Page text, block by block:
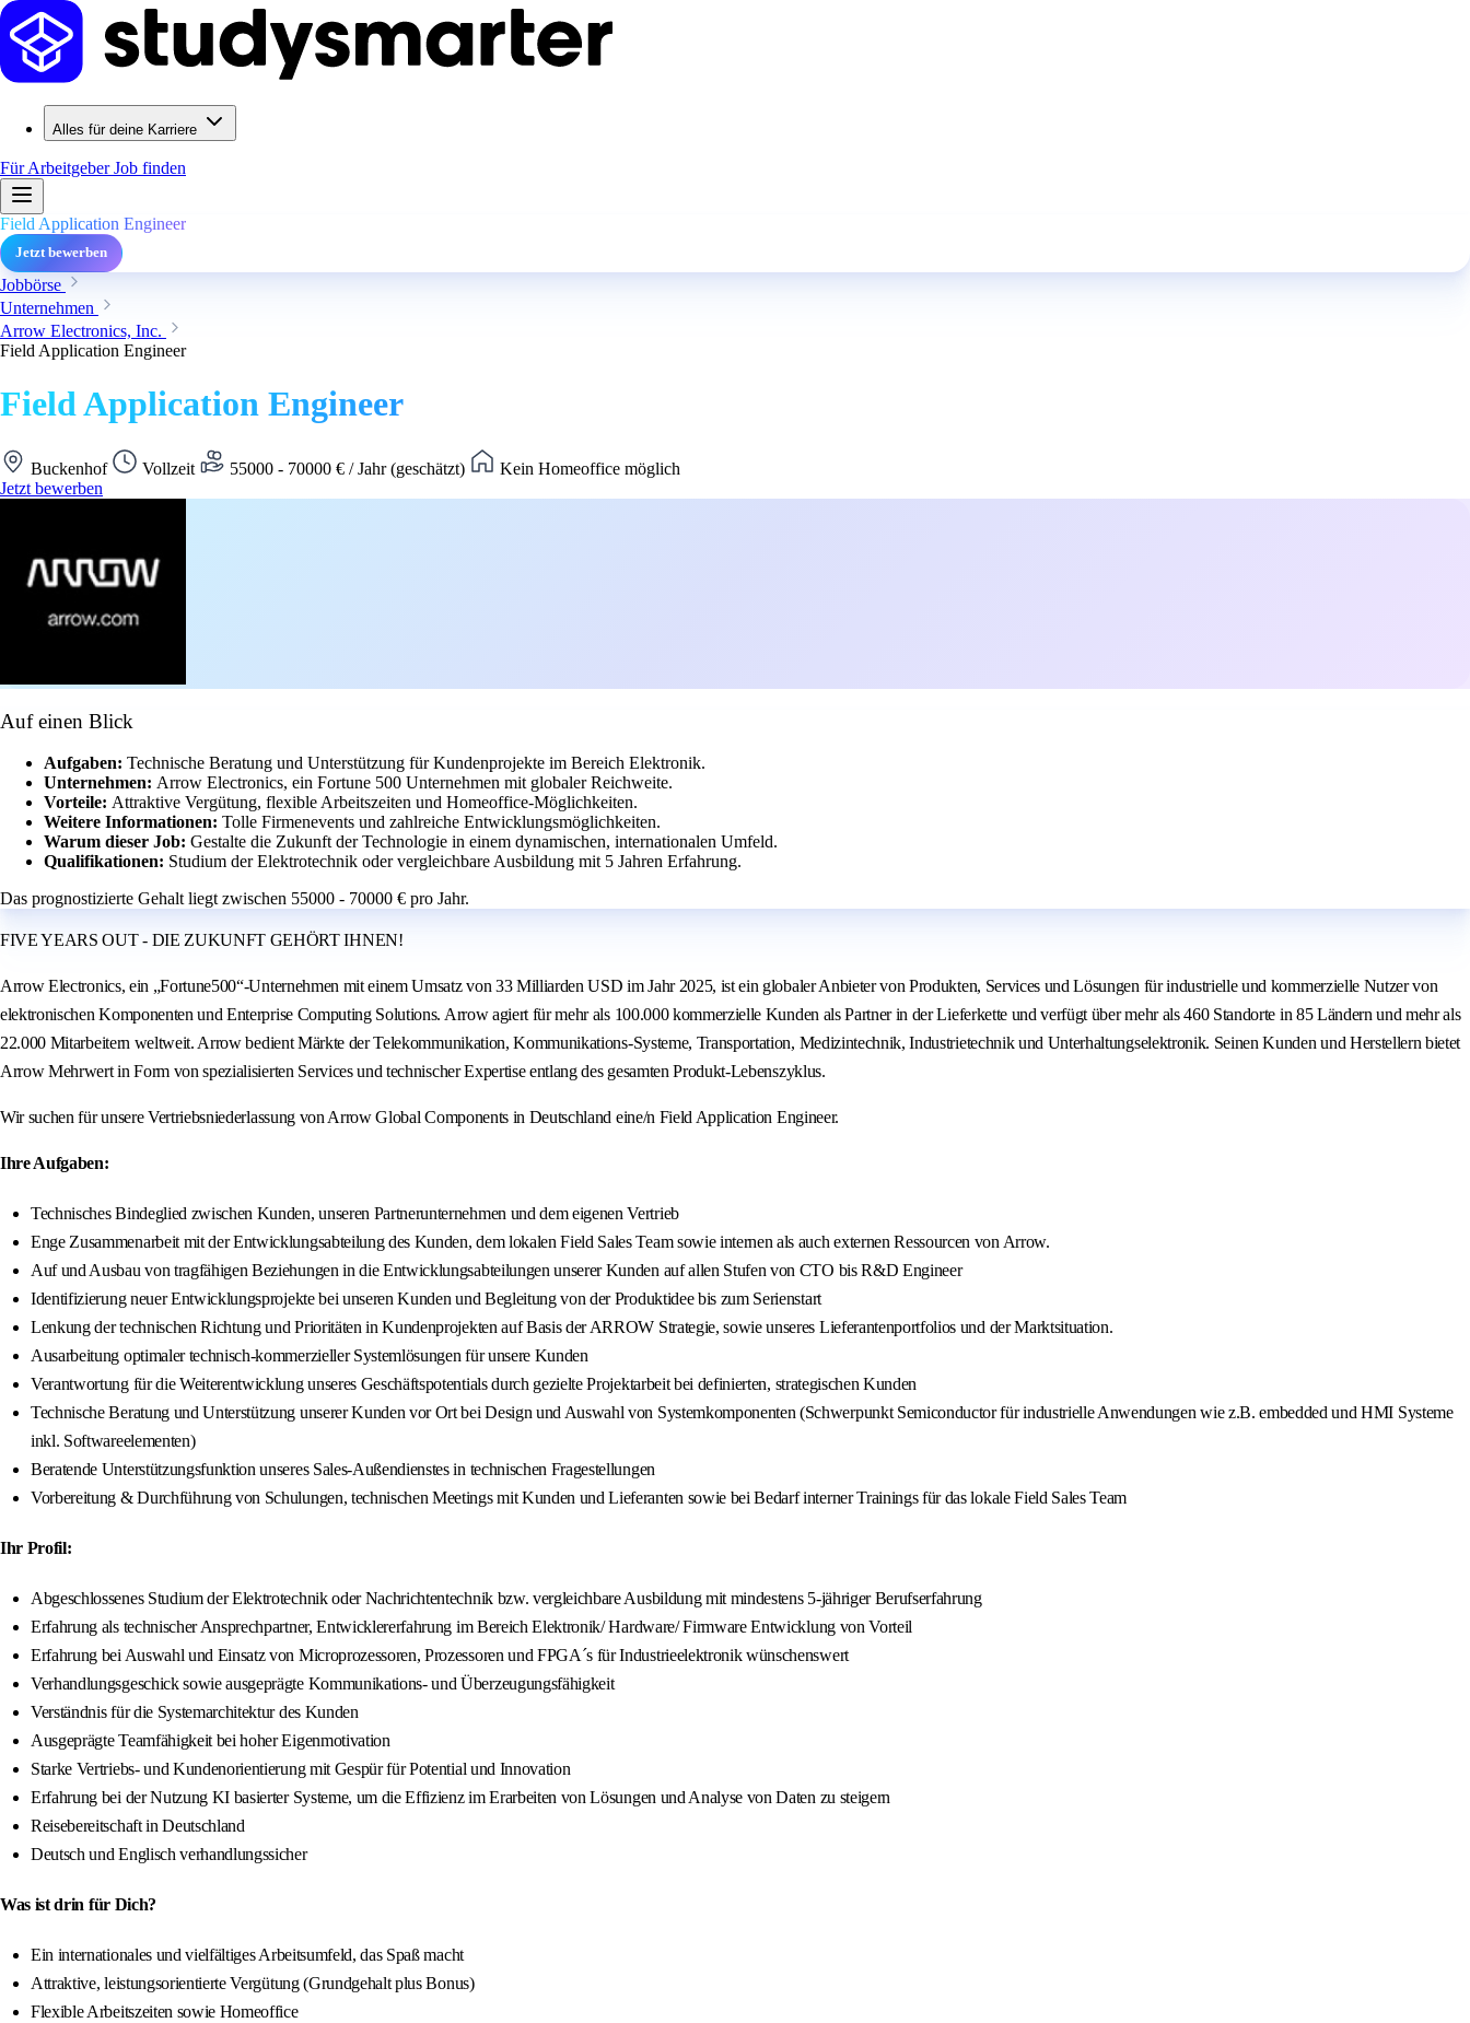
Alles für deine Karriere
Für ArbeitgeberJob finden
Field Application Engineer
Jetzt bewerben
Jobbörse
Unternehmen
Arrow Electronics, Inc.
Field Application Engineer
Field Application Engineer
Buckenhof Vollzeit 55000 - 70000 € / Jahr (geschätzt)
Kein Homeoffice möglich
Jetzt bewerben
Auf einen Blick
Aufgaben: Technische Beratung und Unterstützung für Kundenprojekte im Bereich Elektronik.
Unternehmen: Arrow Electronics, ein Fortune 500 Unternehmen mit globaler Reichweite.
Vorteile: Attraktive Vergütung, flexible Arbeitszeiten und Homeoffice-Möglichkeiten.
Weitere Informationen: Tolle Firmenevents und zahlreiche Entwicklungsmöglichkeiten.
Warum dieser Job: Gestalte die Zukunft der Technologie in einem dynamischen, internationalen Umfeld.
Qualifikationen: Studium der Elektrotechnik oder vergleichbare Ausbildung mit 5 Jahren Erfahrung.
Das prognostizierte Gehalt liegt zwischen 55000 - 70000 € pro Jahr.
FIVE YEARS OUT - DIE ZUKUNFT GEHÖRT IHNEN!
Arrow Electronics, ein „Fortune500“-Unternehmen mit einem Umsatz von 33 Milliarden USD im Jahr 2025, ist ein globaler Anbieter von Produkten, Services und Lösungen für industrielle und kommerzielle Nutzer von
elektronischen Komponenten und Enterprise Computing Solutions. Arrow agiert für mehr als 100.000 kommerzielle Kunden als Partner in der Lieferkette und verfügt über mehr als 460 Standorte in 85 Ländern und mehr als
22.000 Mitarbeitern weltweit. Arrow bedient Märkte der Telekommunikation, Kommunikations-Systeme, Transportation, Medizintechnik, Industrietechnik und Unterhaltungselektronik. Seinen Kunden und Herstellern bietet
Arrow Mehrwert in Form von spezialisierten Services und technischer Expertise entlang des gesamten Produkt-Lebenszyklus.
Wir suchen für unsere Vertriebsniederlassung von Arrow Global Components in Deutschland eine/n Field Application Engineer.
Ihre Aufgaben:
Technisches Bindeglied zwischen Kunden, unseren Partnerunternehmen und dem eigenen Vertrieb
Enge Zusammenarbeit mit der Entwicklungsabteilung des Kunden, dem lokalen Field Sales Team sowie internen als auch externen Ressourcen von Arrow.
Auf und Ausbau von tragfähigen Beziehungen in die Entwicklungsabteilungen unserer Kunden auf allen Stufen von CTO bis R&D Engineer
Identifizierung neuer Entwicklungsprojekte bei unseren Kunden und Begleitung von der Produktidee bis zum Serienstart
Lenkung der technischen Richtung und Prioritäten in Kundenprojekten auf Basis der ARROW Strategie, sowie unseres Lieferantenportfolios und der Marktsituation.
Ausarbeitung optimaler technisch-kommerzieller Systemlösungen für unsere Kunden
Verantwortung für die Weiterentwicklung unseres Geschäftspotentials durch gezielte Projektarbeit bei definierten, strategischen Kunden
Technische Beratung und Unterstützung unserer Kunden vor Ort bei Design und Auswahl von Systemkomponenten (Schwerpunkt Semiconductor für industrielle Anwendungen wie z.B. embedded und HMI Systeme
inkl. Softwareelementen)
Beratende Unterstützungsfunktion unseres Sales-Außendienstes in technischen Fragestellungen
Vorbereitung & Durchführung von Schulungen, technischen Meetings mit Kunden und Lieferanten sowie bei Bedarf interner Trainings für das lokale Field Sales Team
Ihr Profil:
Abgeschlossenes Studium der Elektrotechnik oder Nachrichtentechnik bzw. vergleichbare Ausbildung mit mindestens 5-jähriger Berufserfahrung
Erfahrung als technischer Ansprechpartner, Entwicklererfahrung im Bereich Elektronik/ Hardware/ Firmware Entwicklung von Vorteil
Erfahrung bei Auswahl und Einsatz von Microprozessoren, Prozessoren und FPGA´s für Industrieelektronik wünschenswert
Verhandlungsgeschick sowie ausgeprägte Kommunikations- und Überzeugungsfähigkeit
Verständnis für die Systemarchitektur des Kunden
Ausgeprägte Teamfähigkeit bei hoher Eigenmotivation
Starke Vertriebs- und Kundenorientierung mit Gespür für Potential und Innovation
Erfahrung bei der Nutzung KI basierter Systeme, um die Effizienz im Erarbeiten von Lösungen und Analyse von Daten zu steigern
Reisebereitschaft in Deutschland
Deutsch und Englisch verhandlungssicher
Was ist drin für Dich?
Ein internationales und vielfältiges Arbeitsumfeld, das Spaß macht
Attraktive, leistungsorientierte Vergütung (Grundgehalt plus Bonus)
Flexible Arbeitszeiten sowie Homeoffice